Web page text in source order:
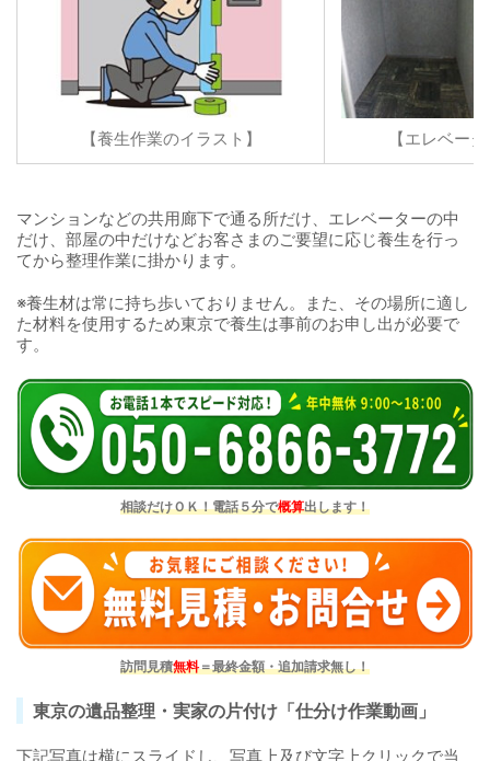
【養生作業のイラスト】 【エレベー
マンションなどの共用廊下で通る所だけ、エレベーターの中
だけ、部屋の中だけなどお客さまのご要望に応じ養生を行っ
てから整理作業に掛かります。
※養生材は常に持ち歩いておりません。また、その場所に適し
た材料を使用するため東京で養生は事前のお申し出が必要で
す。
相談だけＯＫ！電話５分で概算出します！
訪問見積無料＝最終金額・追加請求無し！
東京の遺品整理・実家の片付け「仕分け作業動画」
下記写真は横にスライドし、写真上及び文字上クリックで当